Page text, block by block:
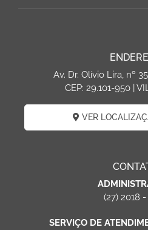
Av. Dr. Olívio Lira, nº
CEP: 29.101-950 |
VER
(27) 2018
SERVIÇO DE